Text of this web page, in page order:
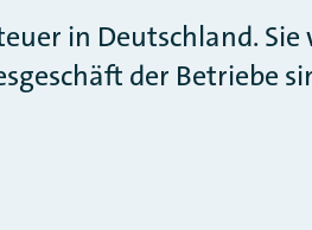
in Deutschland.
der Betriebe